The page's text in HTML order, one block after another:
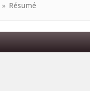
» Résumé